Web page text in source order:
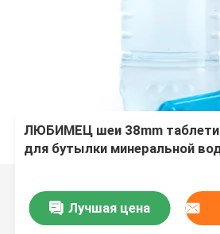
ЛЮБИМЕЦ шеи 38mm
для бутылки минеральной
Лучшая цена